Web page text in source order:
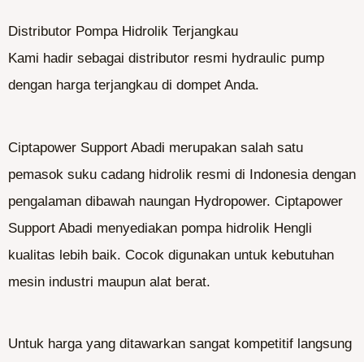
Distributor Pompa Hidrolik Terjangkau
Kami hadir sebagai distributor resmi hydraulic pump
dengan harga terjangkau di dompet Anda.
Ciptapower Support Abadi merupakan salah satu
pemasok suku cadang hidrolik resmi di Indonesia dengan
pengalaman dibawah naungan Hydropower. Ciptapower
Support Abadi menyediakan pompa hidrolik Hengli
kualitas lebih baik. Cocok digunakan untuk kebutuhan
mesin industri maupun alat berat.
Untuk harga yang ditawarkan sangat kompetitif langsung